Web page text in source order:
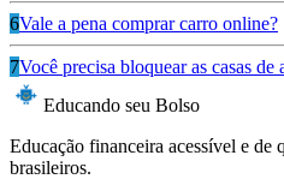
6Vale a pena comprar carro online?
7Você precisa bloquear as casas de
Educando seu Bolso
Educação financeira acessível e de
brasileiros.